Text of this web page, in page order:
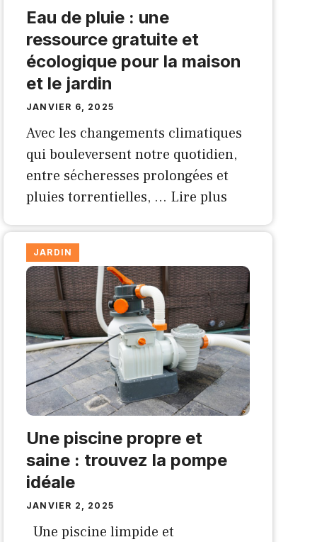
Eau de pluie : une
ressource gratuite et
écologique pour la maison
et le jardin
JANVIER 6, 2025
Avec les changements climatiques
qui bouleversent notre quotidien,
entre sécheresses prolongées et
pluies torrentielles, … Lire plus
JARDIN
Une piscine propre et
saine : trouvez la pompe
idéale
JANVIER 2, 2025
Une piscine limpide et